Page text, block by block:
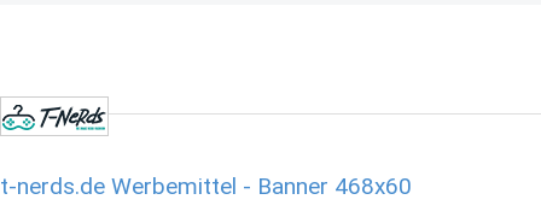
t-nerds.de Werbemittel - Banner 468x60